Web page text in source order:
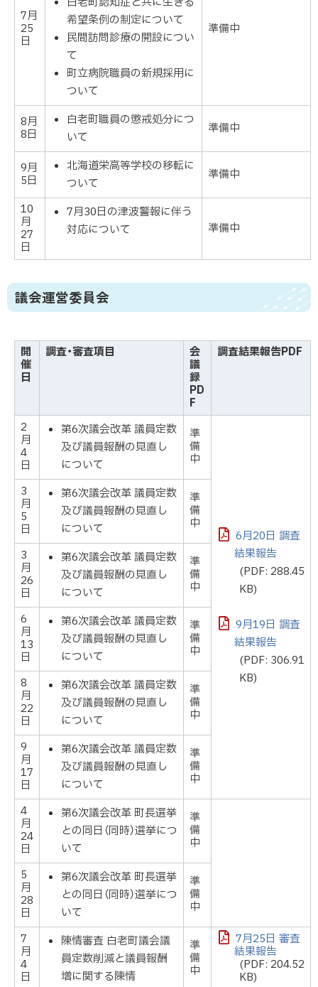
7月
25
日
希望条例の制定について
民間訪問診療の開設につい
て
町立病院職員の新規採用に
ついて
準備中
8月
8日
白老町職員の懲戒処分につ
いて
準備中
9月
5日
北海道栄高等学校の移転に
ついて
準備中
10
月
27
日
7月30日の津波警報に伴う
対応について
準備中
議会運営委員会
開
催
日
調査・審査項目 会
議
録
PD
F
調査結果報告PDF
2
月
4
日
第6次議会改革 議員定数
及び議員報酬の見直し
について
準
備
中
6月20日 調査
結果報告
(PDF: 288.45
KB)
9月19日 調査
結果報告
(PDF: 306.91
KB)
3
月
5
日
第6次議会改革 議員定数
及び議員報酬の見直し
について
準
備
中
3
月
26
日
第6次議会改革 議員定数
及び議員報酬の見直し
について
準
備
中
6
月
13
日
第6次議会改革 議員定数
及び議員報酬の見直し
について
準
備
中
8
月
22
日
第6次議会改革 議員定数
及び議員報酬の見直し
について
準
備
中
9
月
17
日
第6次議会改革 議員定数
及び議員報酬の見直し
について
準
備
中
4
月
24
日
第6次議会改革 町長選挙
との同日（同時）選挙につ
いて
準
備
中
5
月
28
日
第6次議会改革 町長選挙
との同日（同時）選挙につ
いて
準
備
中
7
月
4
日
陳情審査 白老町議会議
員定数削減と議員報酬
増に関する陳情
準
備
中
7月25日 審査
結果報告
(PDF: 204.52
KB)